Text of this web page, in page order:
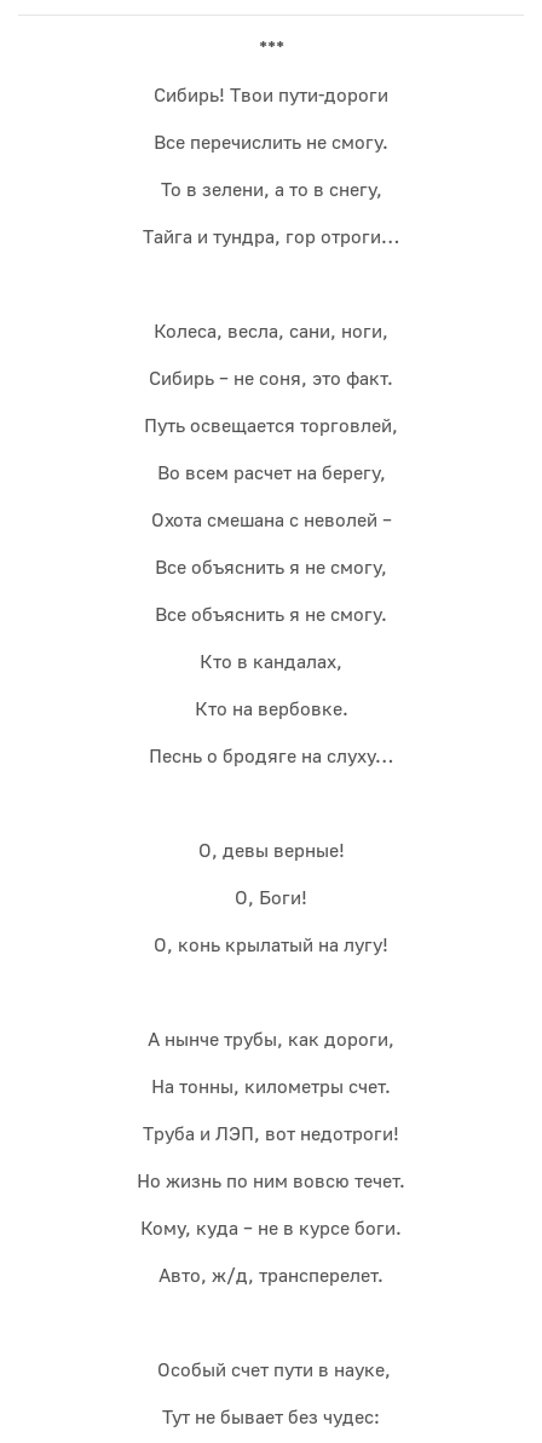
***
Сибирь! Твои пути-дороги
Все перечислить не смогу.
То в зелени, а то в снегу,
Тайга и тундра, гор отроги…
Колеса, весла, сани, ноги,
Сибирь – не соня, это факт.
Путь освещается торговлей,
Во всем расчет на берегу,
Охота смешана с неволей –
Все объяснить я не смогу,
Все объяснить я не смогу.
Кто в кандалах,
Кто на вербовке.
Песнь о бродяге на слуху…
О, девы верные!
О, Боги!
О, конь крылатый на лугу!
А нынче трубы, как дороги,
На тонны, километры счет.
Труба и ЛЭП, вот недотроги!
Но жизнь по ним вовсю течет.
Кому, куда – не в курсе боги.
Авто, ж/д, трансперелет.
Особый счет пути в науке,
Тут не бывает без чудес: